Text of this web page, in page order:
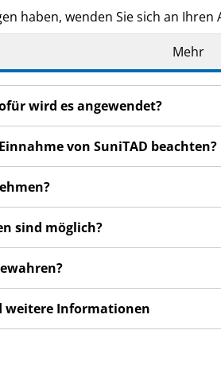
haben, wenden Sie sich an
Ihnen persönlich verschrieben.
bemerken, wenden Sie sich
angegeben sind. Siehe
Mehr
wird es angewendet?
von SuniTAD beachten?
sind möglich?
weitere Informationen